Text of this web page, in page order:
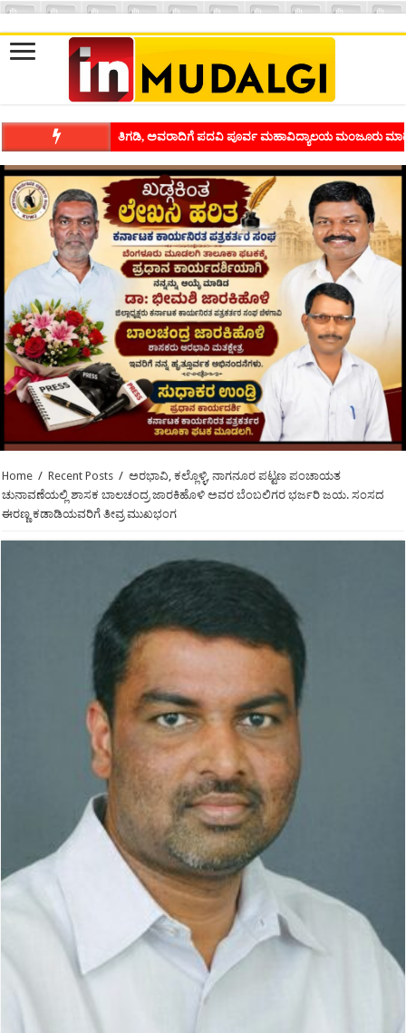
ಶಿವಾಪುರದಲ್ಲಿ ಕವಿಗೋಷ್ಠಿಯ ಸಂಭ್ರಮ ಭಾವನೆಗಳನ್ನು ಕಟ್ಟಿಕೊಡುವ
Home / Recent Posts / ಅರಭಾವಿ, ಕಲ್ಲೊಳ್ಳಿ, ನಾಗನೂರ ಪಟ್ಟಣ ಪಂಚಾಯತ
ಚುನಾವಣೆಯಲ್ಲಿ ಶಾಸಕ ಬಾಲಚಂದ್ರ ಜಾರಕಿಹೊಳಿ ಅವರ ಬೆಂಬಲಿಗರ ಭರ್ಜರಿ ಜಯ. ಸಂಸದ
ಈರಣ್ಣ ಕಡಾಡಿಯವರಿಗೆ ತೀವ್ರ ಮುಖಭಂಗ